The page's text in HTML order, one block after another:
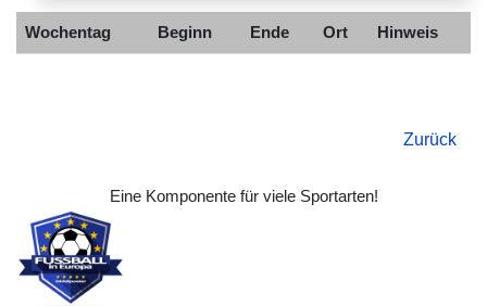
Wochentag Beginn Ende Ort Hinweis
Zurück
Eine Komponente für viele Sportarten!